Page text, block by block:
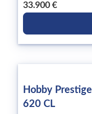
33.900 €
Hobby Prestige
620 CL